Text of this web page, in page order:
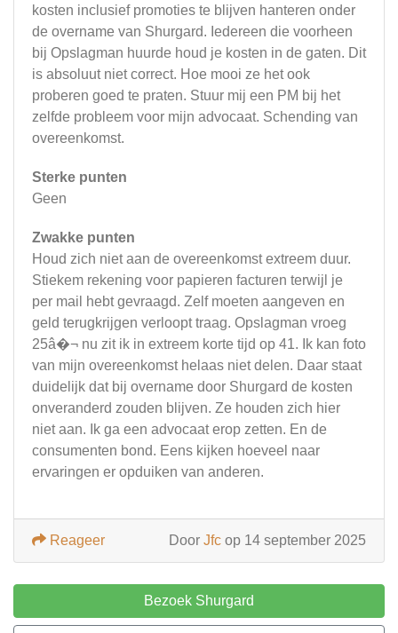
kosten inclusief promoties te blijven hanteren onder
de overname van Shurgard. Iedereen die voorheen
bij Opslagman huurde houd je kosten in de gaten. Dit
is absoluut niet correct. Hoe mooi ze het ook
proberen goed te praten. Stuur mij een PM bij het
zelfde probleem voor mijn advocaat. Schending van
overeenkomst.
Sterke punten
Geen
Zwakke punten
Houd zich niet aan de overeenkomst extreem duur.
Stiekem rekening voor papieren facturen terwijl je
per mail hebt gevraagd. Zelf moeten aangeven en
geld terugkrijgen verloopt traag. Opslagman vroeg
25â�¬ nu zit ik in extreem korte tijd op 41. Ik kan foto
van mijn overeenkomst helaas niet delen. Daar staat
duidelijk dat bij overname door Shurgard de kosten
onveranderd zouden blijven. Ze houden zich hier
niet aan. Ik ga een advocaat erop zetten. En de
consumenten bond. Eens kijken hoeveel naar
ervaringen er opduiken van anderen.
Door Jfc op 14 september 2025
Reageer
Bezoek Shurgard